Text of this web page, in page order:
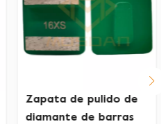
Zapata de pulido de
diamante de barras